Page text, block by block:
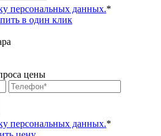
персональных данных.*
в один клик
цены
персональных данных.*